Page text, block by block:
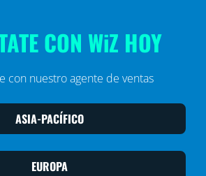
CON WiZ HOY
con nuestro agente de ventas
ASIA-PACÍFICO
EUROPA